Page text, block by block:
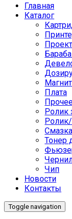
Главная
Каталог
Плата
Ролик
Тонер
Чип
Новости
Контакты
Toggle navigation